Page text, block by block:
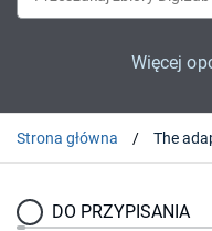
Więcej
Strona główna
DO PRZYPISANIA